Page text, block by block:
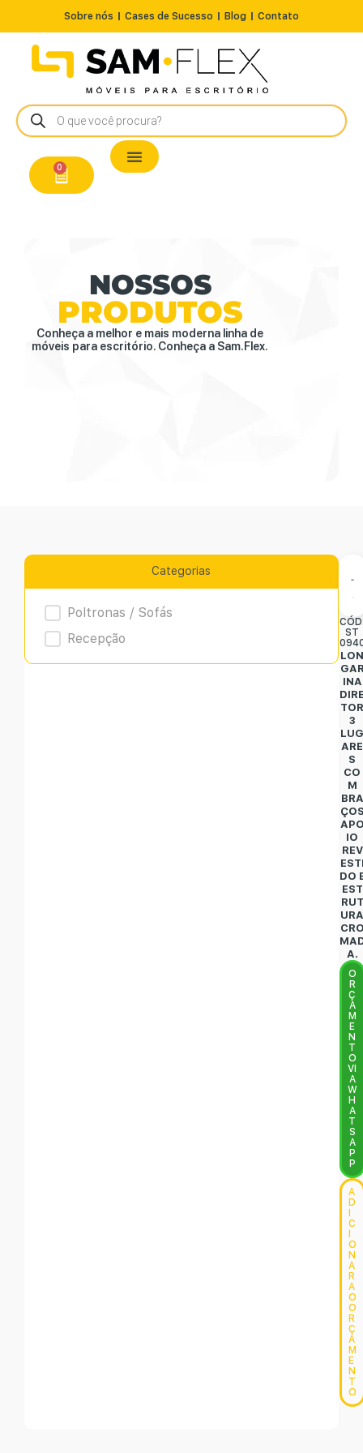
Sobre nós Cases de Sucesso Blog Contato
0
NOSSOS
PRODUTOS
Conheça a melhor e mais moderna linha de
móveis para escritório. Conheça a Sam.Flex.
Categorias
Product Archive
Poltronas / Sofás
Recepção
ST
INA
3
ARE
S
CO
M
BRA
IO
REV
DO
EST
RUT
A.
O
R
Ç
A
M
E
N
T
O
VI
A
W
H
A
T
S
A
P
P
A
D
C
O
N
A
R
A
O
O
R
Ç
A
M
E
N
T
O